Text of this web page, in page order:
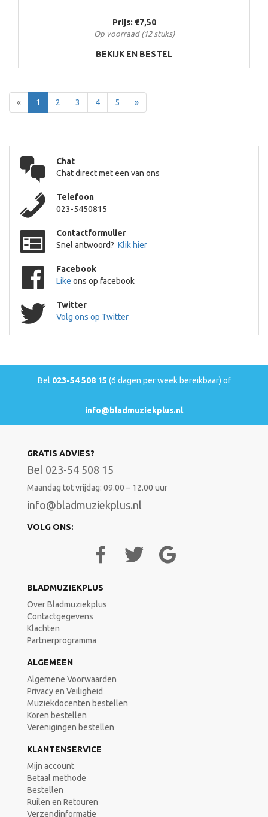
Prijs: €7,50
Op voorraad (12 stuks)
BEKIJK EN BESTEL
« Terug1 2 3 4 5 »Voor
Chat
Chat direct met een van ons
Telefoon
023-5450815
Contactformulier
Snel antwoord? Klik hier
Facebook
Like ons op facebook
Twitter
Volg ons op Twitter
Bel 023-54 508 15 (6 dagen per week bereikbaar) of
info@bladmuziekplus.nl
GRATIS ADVIES?
Bel 023-54 508 15
Maandag tot vrijdag: 09.00 – 12.00 uur
info@bladmuziekplus.nl
VOLG ONS:
BLADMUZIEKPLUS
Over Bladmuziekplus
Contactgegevens
Klachten
Partnerprogramma
ALGEMEEN
Algemene Voorwaarden
Privacy en Veiligheid
Muziekdocenten bestellen
Koren bestellen
Verenigingen bestellen
KLANTENSERVICE
Mijn account
Betaal methode
Bestellen
Ruilen en Retouren
Verzendinformatie